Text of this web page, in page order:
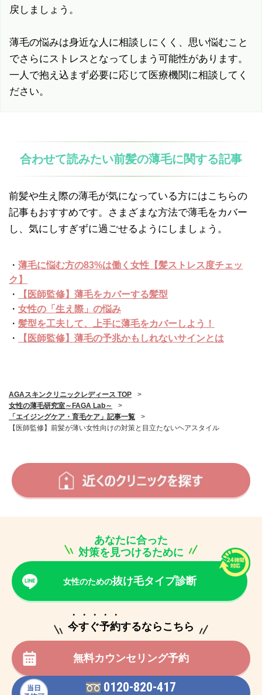
戻しましょう。
薄毛の悩みは身近な人に相談しにくく、思い悩むこと
でさらにストレスとなってしまう可能性があります。
一人で抱え込まず必要に応じて医療機関に相談してく
ださい。
合わせて読みたい前髪の薄毛に関する記事
前髪や生え際の薄毛が気になっている方にはこちらの
記事もおすすめです。さまざまな方法で薄毛をカバー
し、気にしすぎずに過ごせるようにしましょう。
・ 薄毛に悩む方の83%は働く女性【髪ストレス度チェッ
ク】
・
【医師監修】薄毛をカバーする髪型
・ 女性の「生え際」の悩み
・ 髪型を工夫して、上手に薄毛をカバーしよう！
・
【医師監修】薄毛の予兆かもしれないサインとは
AGAスキンクリニックレディース TOP
>
女性の薄毛研究室～FAGA Lab～
>
「エイジングケア・育毛ケア」記事一覧
>
【医師監修】前髪が薄い女性向けの対策と目立たないヘアスタイル
あなたに合った
対策を見つけるために
女性のための抜け毛タイプ診断
今すぐ予約するならこちら
・・・・・
無料カウンセリング予約
0120-820-417